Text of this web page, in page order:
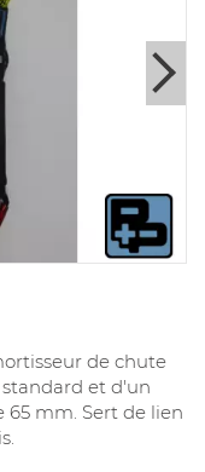
de chute
et d'un
mm. Sert de lien